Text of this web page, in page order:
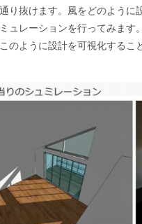
り抜けます。風をどのよう
ュレーションを行ってみま
のように設計を可視化するこ